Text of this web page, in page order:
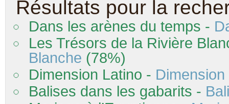
Résultats pour la
Dans les arènes du temps -
Les Trésors de la Rivière
Blanche (78%)
Dimension Latino -
Balises dans les gabarits -